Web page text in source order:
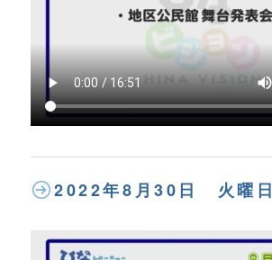
2022年8月30日 火曜日